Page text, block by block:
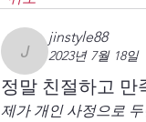
jinstyle88
jinstyle88
2023년 7월 18일
정말 친절하고 만
제가 개인 사정으로